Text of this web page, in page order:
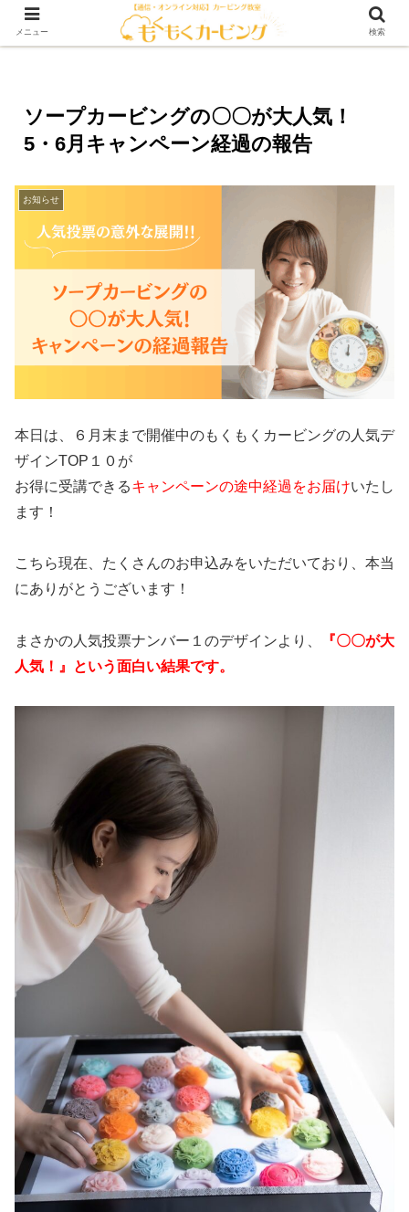
ソープカービングの〇〇が大人気！
5・6月キャンペーン経過の報告
お知らせ
本日は、６月末まで開催中のもくもくカービングの人気デ
ザインTOP１０が
お得に受講できるキャンペーンの途中経過をお届けいたし
ます！
こちら現在、たくさんのお申込みをいただいており、 本当
にありがとうございます！
まさかの人気投票ナンバー１のデザインより、
『〇〇が大
人気！』という面白い結果です。
メニュー 検索